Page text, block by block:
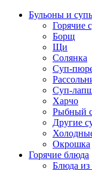
Бульоны и
Горячие
Борщ
Щи
Солянка
Суп-
Суп-
Харчо
Рыбный
Другие
Окрошка
Горячие блюда
Блюда из